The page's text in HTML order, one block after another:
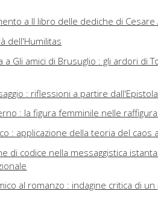
a Il libro delle dediche di Cesare
dell'Humilitas
a Gli amici di Brusuglio : gli ardori di
: riflessioni a partire dall'Epistola
: la figura femminile nelle
: applicazione della teoria del caos
di codice nella messaggistica
al romanzo : indagine critica di